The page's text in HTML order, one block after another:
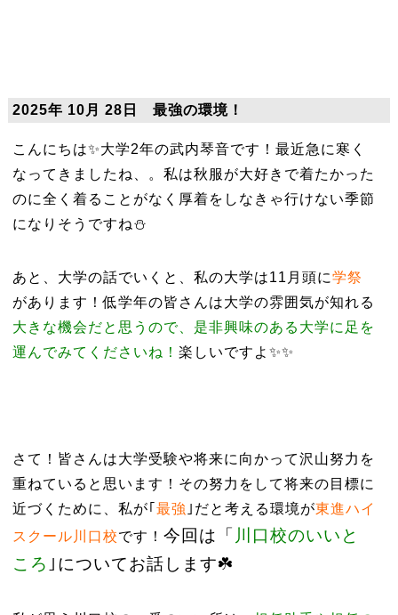
2025年 10月 28日 最強の環境！
こんにちは✨大学2年の武内琴音です！最近急に寒く
なってきましたね、。私は秋服が大好きで着たかった
のに全く着ることがなく厚着をしなきゃ行けない季節
になりそうですね⛄️
あと、大学の話でいくと、 私の大学は11月頭に学祭
があります！低学年の皆さんは大学の雰囲気が知れる
大きな機会だと思うので、是非興味のある大学に足を
運んでみてくださいね！ 楽しいですよ✨✨
さて！皆さんは大学受験や将来に向かって沢山努力を
重ねていると思います！その努力をして将来の目標に
近づくために、 私が｢ 最強 ｣だと考える環境が東進ハイ
スクール川口校です！ 今回は「 川口校のいいと
ころ ｣についてお話します☘️